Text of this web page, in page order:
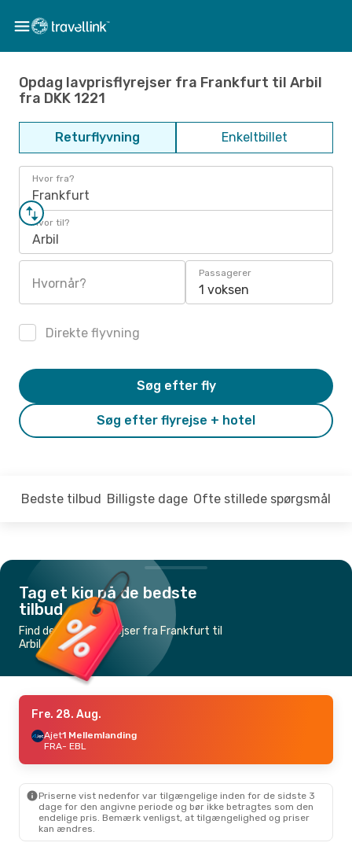
Opdag lavprisflyrejser fra Frankfurt til Arbil
fra DKK 1221
Returflyvning Enkeltbillet
Hvor fra?
Frankfurt
Hvor til?
Arbil
Hvornår?
Passagerer
1 voksen
Direkte flyvning
Søg efter flyrejse + hotel
Søg efter fly
Bedste tilbud Billigste dage Ofte stillede spørgsmål
Tag et kig på de bedste
tilbud
Find de billigste flyrejser fra Frankfurt til
Arbil
Fre. 28. Aug.
Ajet1 Mellemlanding
FRA- EBL
Priserne vist nedenfor var tilgængelige inden for de sidste 3
dage for den angivne periode og bør ikke betragtes som den
endelige pris. Bemærk venligst, at tilgængelighed og priser
kan ændres.